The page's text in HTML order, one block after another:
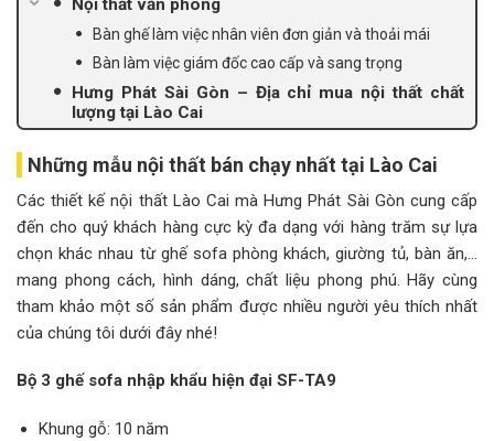
Nội thất văn phòng
Bàn ghế làm việc nhân viên đơn giản và thoải mái
Bàn làm việc giám đốc cao cấp và sang trọng
Hưng Phát Sài Gòn – Địa chỉ mua nội thất chất
lượng tại Lào Cai
Những mẫu nội thất bán chạy nhất tại Lào Cai
Các thiết kế nội thất Lào Cai mà Hưng Phát Sài Gòn cung cấp
đến cho quý khách hàng cực kỳ đa dạng với hàng trăm sự lựa
chọn khác nhau từ ghế sofa phòng khách, giường tủ, bàn ăn,…
mang phong cách, hình dáng, chất liệu phong phú. Hãy cùng
tham khảo một số sản phẩm được nhiều người yêu thích nhất
của chúng tôi dưới đây nhé!
Bộ 3 ghế sofa nhập khẩu hiện đại SF-TA9
Khung gỗ: 10 năm